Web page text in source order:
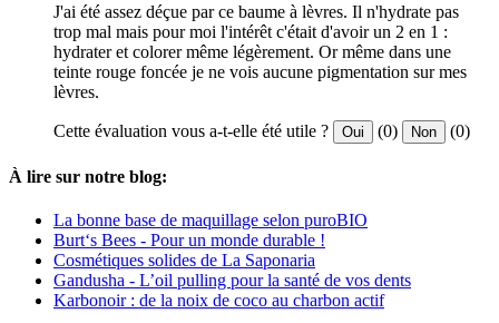
J'ai été assez déçue par ce baume à lèvres. Il n'hydrate pas
trop mal mais pour moi l'intérêt c'était d'avoir un 2 en 1 :
hydrater et colorer même légèrement. Or même dans une
teinte rouge foncée je ne vois aucune pigmentation sur mes
lèvres.
Cette évaluation vous a-t-elle été utile ? Oui (0) Non (0)
À lire sur notre blog:
La bonne base de maquillage selon puroBIO
Burt‘s Bees - Pour un monde durable !
Cosmétiques solides de La Saponaria
Gandusha - L’oil pulling pour la santé de vos dents
Karbonoir : de la noix de coco au charbon actif